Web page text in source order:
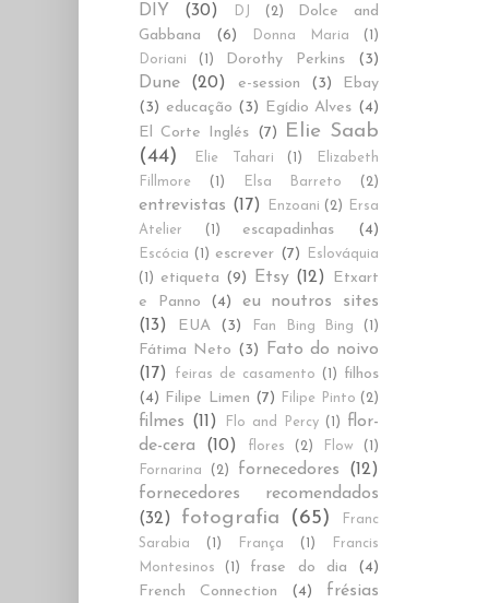
DIY (30) DJ (2)
Dolce and
Gabbana
(6) Donna Maria
(1)
Doriani
(1) Dorothy Perkins (3)
Dune (20) e-session (3)
Ebay
(3) educação (3) Egídio Alves (4)
El Corte Inglés (7)
Elie Saab
(44)
Elie Tahari (1)
Elizabeth
Fillmore
(1) Elsa Barreto (2)
entrevistas (17) Enzoani (2)
Ersa
Atelier
(1) escapadinhas (4)
Escócia (1) escrever (7)
Eslováquia
(1)
etiqueta (9) Etsy (12)
Etxart
e Panno
(4)
eu noutros sites
(13)
EUA (3) Fan Bing Bing (1)
Fátima Neto (3)
Fato do noivo
(17)
feiras de casamento (1)
filhos
(4) Filipe Limen (7) Filipe Pinto (2)
filmes (11) Flo and Percy (1)
flor-
de-cera
(10) flores (2) Flow
(1)
Fornarina
(2) fornecedores
(12)
fornecedores recomendados
(32)
fotografia (65)
Franc
Sarabia
(1) França (1)
Francis
Montesinos
(1) frase do dia
(4)
French Connection
(4) frésias